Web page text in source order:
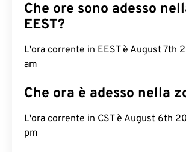
Che ore sono adesso
EEST?
L'ora corrente in EEST è August 7th
am
Che ora è adesso nella
L'ora corrente in CST è August 6th
pm